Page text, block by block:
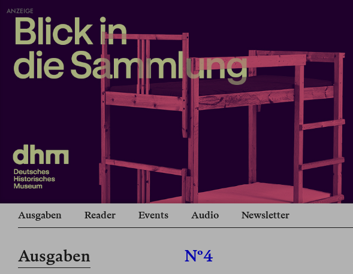
ANZEIGE
Ausgaben Reader Events Audio Newsletter
Ausgaben Nº4